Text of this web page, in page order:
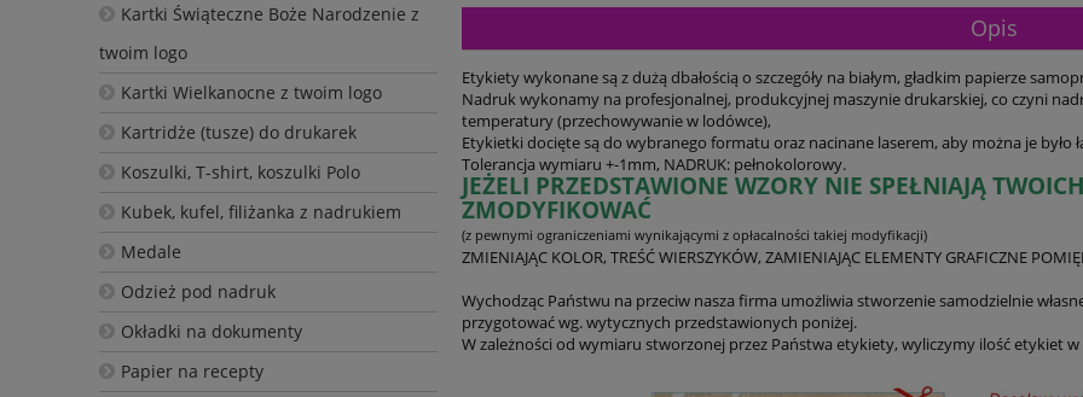
Kartki Świąteczne Boże Narodzenie z
twoim logo
Kartki Wielkanocne z twoim logo
Kartridże (tusze) do drukarek
Koszulki, T-shirt, koszulki Polo
Kubek, kufel, filiżanka z nadrukiem
Medale
Odzież pod nadruk
Okładki na dokumenty
Papier na recepty
Opis
Etykiety wykonane są z dużą dbałością o szczegóły na białym, gładkim papierze
Nadruk wykonamy na profesjonalnej, produkcyjnej maszynie drukarskiej, co czyni
temperatury (przechowywanie w lodówce),
Etykietki docięte są do wybranego formatu oraz nacinane laserem, aby można je było
Tolerancja wymiaru +-1mm, NADRUK: pełnokolorowy.
JEŻELI PRZEDSTAWIONE WZORY NIE SPEŁNIAJĄ
ZMODYFIKOWAĆ
(z pewnymi ograniczeniami wynikającymi z opłacalności takiej modyfikacji)
ZMIENIAJĄC KOLOR, TREŚĆ WIERSZYKÓW, ZAMIENIAJĄC ELEMENTY GRAFICZNE
Wychodząc Państwu na przeciw nasza firma umożliwia stworzenie samodzielnie
przygotować wg. wytycznych przedstawionych poniżej.
W zależności od wymiaru stworzonej przez Państwa etykiety, wyliczymy ilość etykiet